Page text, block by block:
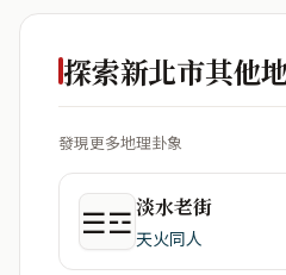
探索新北市其他
發現更多地理卦象
☰☲淡水老街
天火同人